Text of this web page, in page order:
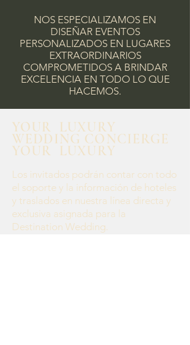
NOS ESPECIALIZAMOS EN
DISEÑAR EVENTOS
PERSONALIZADOS EN LUGARES
EXTRAORDINARIOS
COMPROMETIDOS A BRINDAR
EXCELENCIA EN TODO LO QUE
HACEMOS.
YOUR LUXURY
WEDDING CONCIERGE
YOUR LUXURY
Los invitados podrán contar con todo
el soporte y la información de hoteles
y traslados en nuestra línea directa y
exclusiva asignada para la
Destination Wedding.